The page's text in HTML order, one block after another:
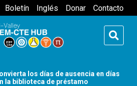
Boletín Inglés Donar Contacto
los días de ausencia en días
la biblioteca de préstamo